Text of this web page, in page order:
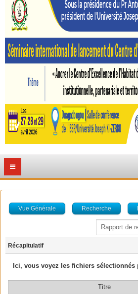
Vue Générale Recherche
Récapitulatif
Ici, vous voyez les fichiers sélectionnés
Titre